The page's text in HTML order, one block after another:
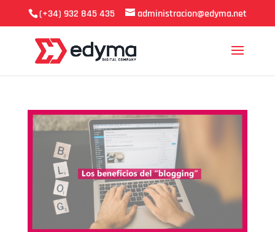
(+34) 932 845 435 administracion@edyma.net